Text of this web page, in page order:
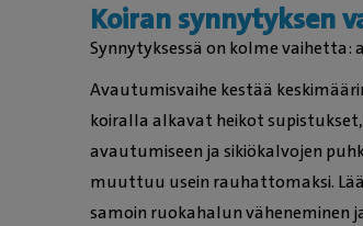
Koiran synnytyksen
Synnytyksessä on kolme vaihetta:
Avautumisvaihe kestää
koiralla alkavat heikot
avautumiseen ja sikiökalvojen
muuttuu usein rauhattomaksi.
samoin ruokahalun väheneminen